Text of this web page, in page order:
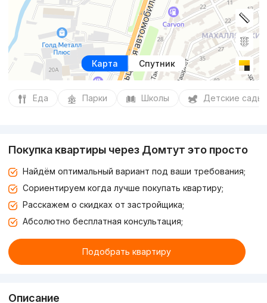
Карта Спутник
Еда Парки Школы Детские сады
Покупка квартиры через Домтут это просто
Найдём оптимальный вариант под ваши требования;
Сориентируем когда лучше покупать квартиру;
Расскажем о скидках от застройщика;
Абсолютно бесплатная консультация;
Подобрать квартиру
Описание